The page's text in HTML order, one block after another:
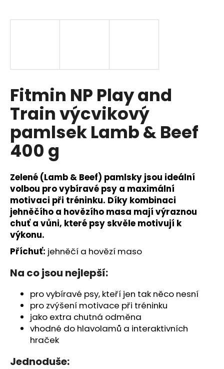
Fitmin NP Play and
Train výcvikový
pamlsek Lamb & Beef
400 g
Zelené (Lamb & Beef) pamlsky jsou ideální
volbou pro vybíravé psy a maximální
motivaci při tréninku. Díky kombinaci
jehněčího a hovězího masa mají výraznou
chuť a vůni, které psy skvěle motivují k
výkonu.
Příchuť: jehněčí a hovězí maso
Na co jsou nejlepší:
pro vybíravé psy, kteří jen tak něco nesní
pro zvýšení motivace při tréninku
jako extra chutná odměna
vhodné do hlavolamů a interaktivních
hraček
Jednoduše:
j
?
HLEDAT
D
o
p
o
r
u
č
u
j
e
m
e